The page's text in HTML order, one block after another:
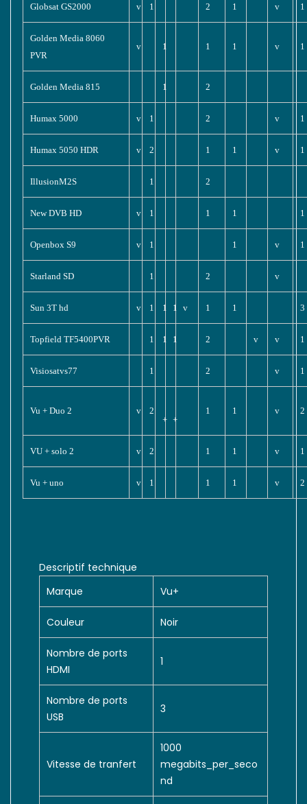
Globsat GS2000 v 1 2 1 v 1
Golden Media 8060
PVR
v 1 1 1 v 1
Golden Media 815 1 2
Humax 5000 v 1 2 v 1
Humax 5050 HDR v 2 1 1 v 1
IllusionM2S 1 2
New DVB HD v 1 1 1 1
Openbox S9 v 1 1 v 1
Starland SD 1 2 v
Sun 3T hd v 1 1 1 v 1 1 3
Topfield TF5400PVR 1 1 1 2 v v 1
Visiosatvs77 1 2 v 1
Vu + Duo 2 v
2
+ +
1 1 v 2
VU + solo 2 v 2 1 1 v 1
Vu + uno v 1 1 1 v 2
Descriptif technique
Marque
Vu+
Couleur Noir
Nombre de ports
HDMI
1
Nombre de ports
USB
3
Vitesse de tranfert
1000
megabits_per_seco
nd